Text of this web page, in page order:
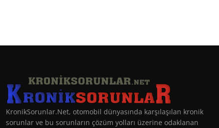
KronikSorunlar.Net, otomobil dünyasında karşılaşılan kronik
sorunlar ve bu sorunların çözüm yolları üzerine odaklanan